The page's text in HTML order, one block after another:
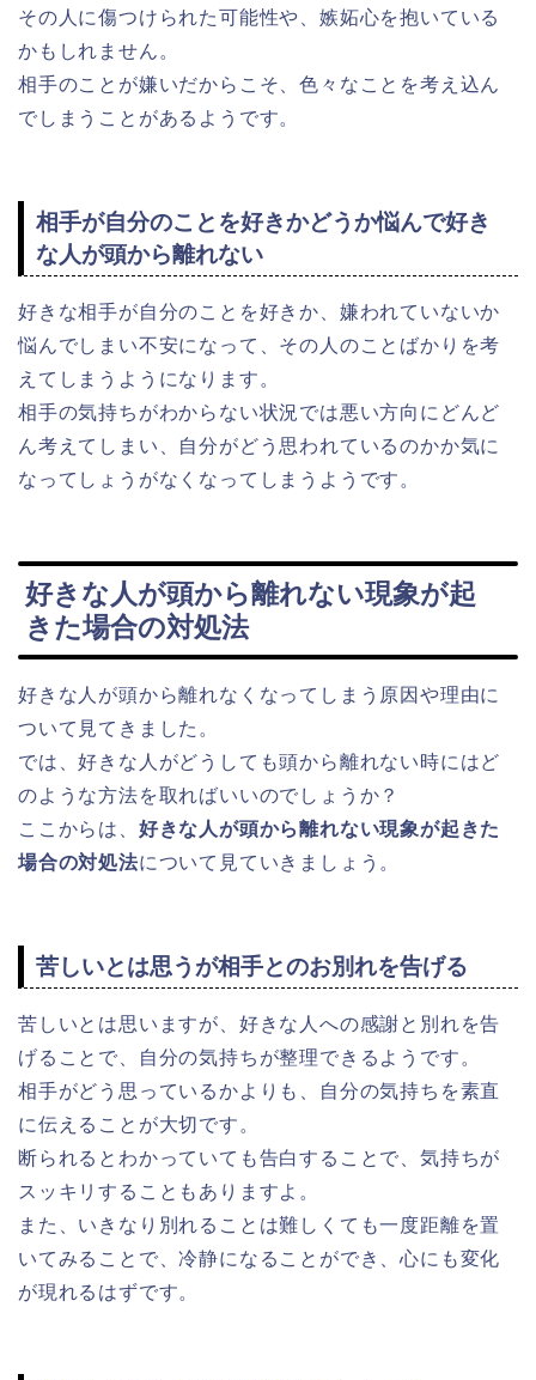
その人に傷つけられた可能性や、嫉妬心を抱いている
かもしれません。
相手のことが嫌いだからこそ、色々なことを考え込ん
でしまうことがあるようです。
相手が自分のことを好きかどうか悩んで好き
な人が頭から離れない
好きな相手が自分のことを好きか、嫌われていないか
悩んでしまい不安になって、その人のことばかりを考
えてしまうようになります。
相手の気持ちがわからない状況では悪い方向にどんど
ん考えてしまい、自分がどう思われているのかか気に
なってしょうがなくなってしまうようです。
好きな人が頭から離れない現象が起
きた場合の対処法
好きな人が頭から離れなくなってしまう原因や理由に
ついて見てきました。
では、好きな人がどうしても頭から離れない時にはど
のような方法を取ればいいのでしょうか？
ここからは、 好きな人が頭から離れない現象が起きた
場合の対処法について見ていきましょう。
苦しいとは思うが相手とのお別れを告げる
苦しいとは思いますが、好きな人への感謝と別れを告
げることで、自分の気持ちが整理できるようです。
相手がどう思っているかよりも、自分の気持ちを素直
に伝えることが大切です。
断られるとわかっていても告白することで、気持ちが
スッキリすることもありますよ。
また、いきなり別れることは難しくても一度距離を置
いてみることで、冷静になることができ、心にも変化
が現れるはずです。